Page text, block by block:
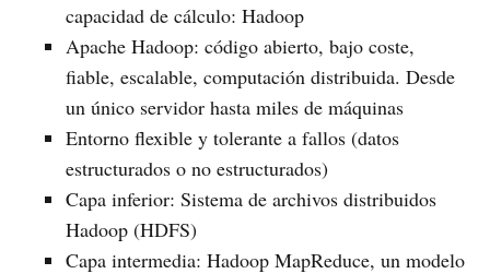
capacidad de cálculo: Hadoop
Apache Hadoop: código abierto, bajo coste,
fiable, escalable, computación distribuida. Desde
un único servidor hasta miles de máquinas
Entorno flexible y tolerante a fallos (datos
estructurados o no estructurados)
Capa inferior: Sistema de archivos distribuidos
Hadoop (HDFS)
Capa intermedia: Hadoop MapReduce, un modelo